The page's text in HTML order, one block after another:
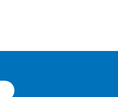
که منجر به آسیب قطعه شود
تاچ ال سی را به همراه گارانتی دیگارد (